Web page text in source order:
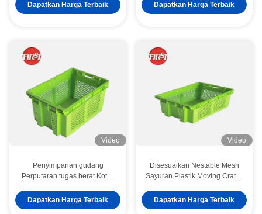
Berventilasi
Dapatkan Harga Terbaik
Solusi Hemat Ruang Industri
Dapat Digunakan Kembali
Dapatkan Harga Terbaik
Video
Penyimpanan gudang
Perputaran tugas berat Kotak
penyimpanan yang ramah
Dapatkan Harga Terbaik
Video
Disesuaikan Nestable Mesh
Sayuran Plastik Moving Crates
Basket
Dapatkan Harga Terbaik